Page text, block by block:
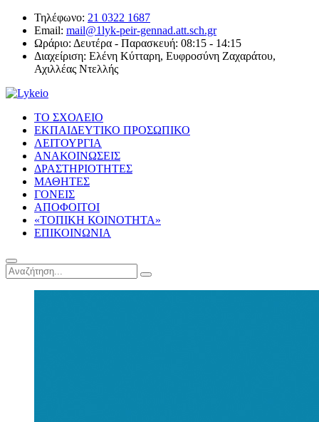
Τηλέφωνο: 21 0322 1687
Email: mail@1lyk-peir-gennad.att.sch.gr
Ωράριο: Δευτέρα - Παρασκευή: 08:15 - 14:15
Διαχείριση: Ελένη Κύτταρη, Ευφροσύνη Ζαχαράτου,
Αχιλλέας Ντελλής
ΤΟ ΣΧΟΛΕΙΟ
ΕΚΠΑΙΔΕΥΤΙΚΟ ΠΡΟΣΩΠΙΚΟ
ΛΕΙΤΟΥΡΓΙΑ
ΑΝΑΚΟΙΝΩΣΕΙΣ
ΔΡΑΣΤΗΡΙΟΤΗΤΕΣ
ΜΑΘΗΤΕΣ
ΓΟΝΕΙΣ
ΑΠΟΦΟΙΤΟΙ
«ΤΟΠΙΚΗ ΚΟΙΝΟΤΗΤΑ»
ΕΠΙΚΟΙΝΩΝΙΑ